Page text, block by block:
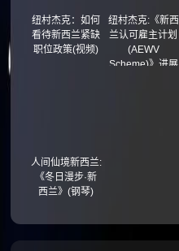
纽村杰克：如何
看待新西兰紧缺
职位政策(视频)
纽村杰克:《新西
兰认可雇主计划
(AEWV
Scheme)》进展
人间仙境新西兰:
《冬日漫步·新
西兰》(钢琴)